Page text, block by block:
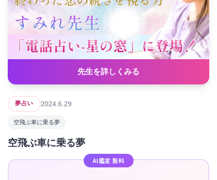
先生を詳しくみる
夢占い 2024.6.29
空飛ぶ車に乗る夢
空飛ぶ車に乗る夢
AI鑑定 無料